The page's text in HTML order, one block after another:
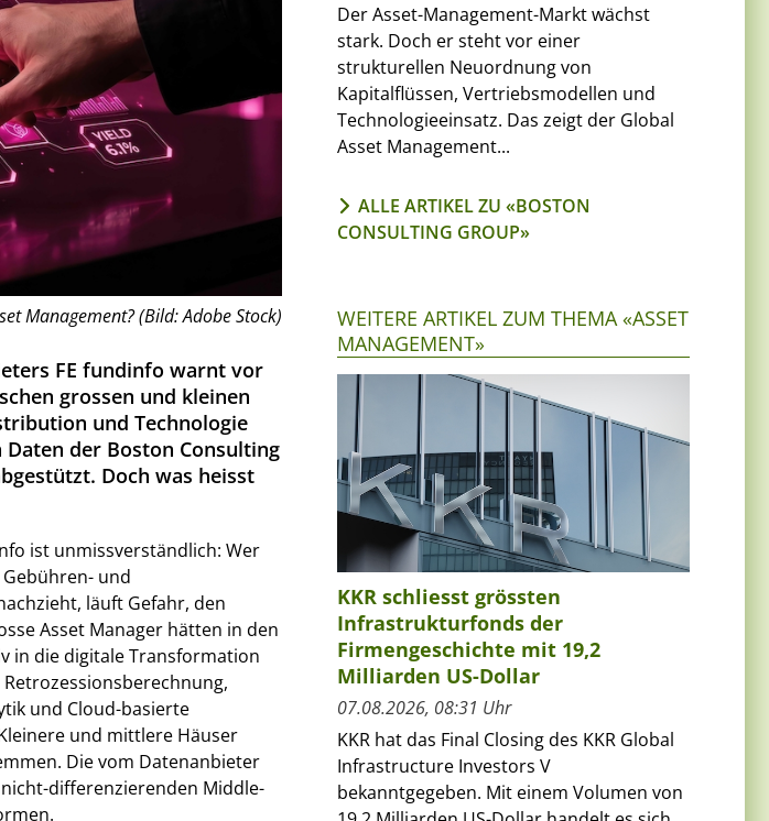
Management? (Bild: Adobe Stock)
FE fundinfo warnt vor
grossen und kleinen
und Technologie
der Boston Consulting
Doch was heisst
ist unmissverständlich: Wer
und
läuft Gefahr, den
Asset Manager hätten in den
in die digitale Transformation
und Cloud-basierte
und mittlere Häuser
Die vom Datenanbieter
differenzierenden Middle-
Der Asset-Management-Markt wächst
stark. Doch er steht vor einer
strukturellen Neuordnung von
Kapitalflüssen, Vertriebsmodellen und
Technologieeinsatz. Das zeigt der Global
Asset Management...
ALLE ARTIKEL ZU «BOSTON
CONSULTING GROUP»
WEITERE ARTIKEL ZUM THEMA «ASSET
MANAGEMENT»
KKR schliesst grössten
Infrastrukturfonds der
Firmengeschichte mit 19,2
Milliarden US-Dollar
07.08.2026, 08:31 Uhr
KKR hat das Final Closing des KKR Global
Infrastructure Investors V
bekanntgegeben. Mit einem Volumen von